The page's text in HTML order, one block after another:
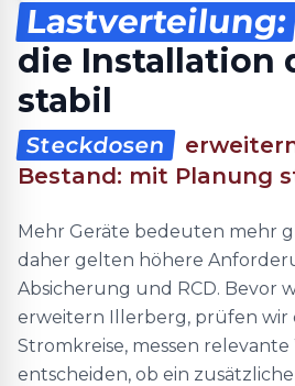
Lastverteilung:
die Installation
stabil
Steckdosen
Bestand: mit Planung
Mehr Geräte bedeuten mehr
daher gelten höhere
Absicherung und RCD. Bevor
erweitern Illerberg, prüfen wir
Stromkreise, messen
entscheiden, ob ein